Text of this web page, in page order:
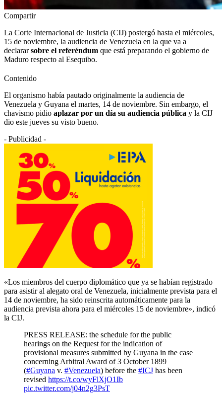
Compartir
La Corte Internacional de Justicia (CIJ) postergó hasta el miércoles,
15 de noviembre, la audiencia de Venezuela en la que va a
declararsobre el referéndum que está preparando el gobierno de
Maduro respecto al Esequibo.
Contenido
El organismo había pautado originalmente la audiencia de
Venezuela y Guyana el martes, 14 de noviembre. Sin embargo, el
chavismo pidio aplazar por un día su audiencia pública y la CIJ
dio este jueves su visto bueno.
- Publicidad -
«Los miembros del cuerpo diplomático que ya se habían registrado
para asistir al alegato oral de Venezuela, inicialmente prevista para el
14 de noviembre, ha sido reinscrita automáticamente para la
audiencia prevista ahora para el miércoles 15 de noviembre», indicó
la CIJ.
PRESS RELEASE: the schedule for the public
hearings on the Request for the indication of
provisional measures submitted by Guyana in the case
concerning Arbitral Award of 3 October 1899
(#Guyana v. #Venezuela) before the #ICJ has been
revised https://t.co/wyFlXjO1Ib
pic.twitter.com/j04n2g3PsT